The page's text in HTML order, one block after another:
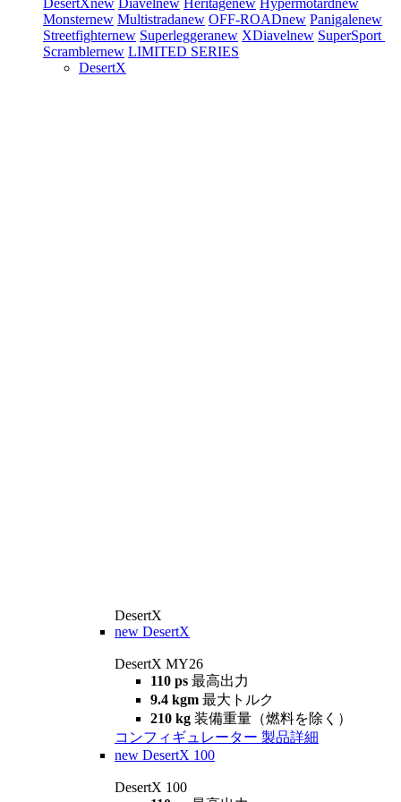
DesertXnew Diavelnew Heritagenew Hypermotardnew
Monsternew Multistradanew OFF-ROADnew Panigalenew
Streetfighternew Superleggeranew XDiavelnew SuperSport
Scramblernew LIMITED SERIES
DesertX
DesertX
new DesertX
DesertX MY26
110 ps 最高出力
9.4 kgm 最大トルク
210 kg 装備重量（燃料を除く）
コンフィギュレーター 製品詳細
new DesertX 100
DesertX 100